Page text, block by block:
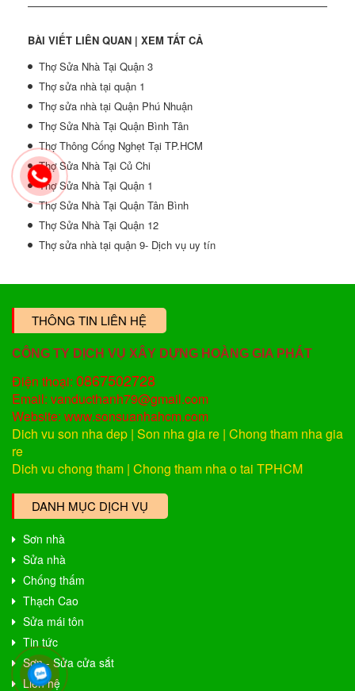
BÀI VIẾT LIÊN QUAN | XEM TẤT CẢ
Thợ Sửa Nhà Tại Quận 3
Thợ sửa nhà tại quận 1
Thợ sửa nhà tại Quận Phú Nhuận
Thợ Sửa Nhà Tại Quận Bình Tân
Thợ Thông Cống Nghẹt Tại TP.HCM
Thợ Sửa Nhà Tại Củ Chi
Thợ Sửa Nhà Tại Quận 1
Thợ Sửa Nhà Tại Quận Tân Bình
Thợ Sửa Nhà Tại Quận 12
Thợ sửa nhà tại quận 9- Dịch vụ uy tín
THÔNG TIN LIÊN HỆ
CÔNG TY DỊCH VỤ XÂY DỰNG HOÀNG GIA PHÁT
Điện thoại: 0867502728
Email: vanducthanh79@gmail.com
Website: www.sonsuanhahcm.com
Dich vu son nha dep | Son nha gia re | Chong tham nha gia
re
Dich vu chong tham | Chong tham nha o tai TPHCM
DANH MỤC DỊCH VỤ
Sơn nhà
Sửa nhà
Chống thấm
Thạch Cao
Sửa mái tôn
Tin tức
Sơn - Sửa cửa sắt
Liên hệ